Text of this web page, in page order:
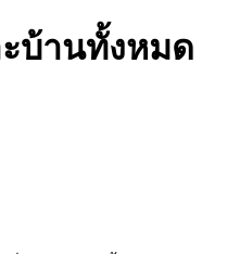
บ้านทั้งหมด